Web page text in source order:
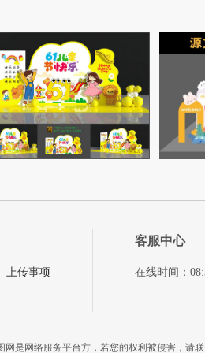
上传事项
客服中心
在线时间：
是网络服务平台方，若您的权利被侵害，请